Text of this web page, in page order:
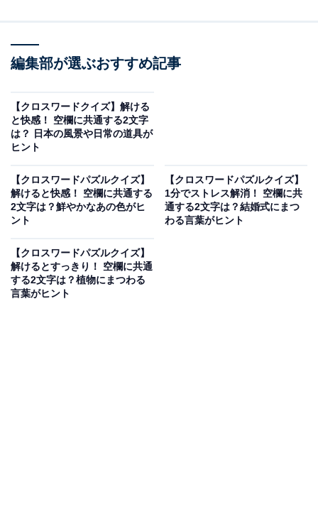
次ページ 正解を見る
編集部が選ぶおすすめ記事
【クロスワードクイズ】解ける
と快感！ 空欄に共通する2文字
は？ 日本の風景や日常の道具が
ヒント
【クロスワードパズルクイズ】
解けると快感！ 空欄に共通する
2文字は？鮮やかなあの色がヒ
ント
【クロスワードパズルクイズ】
1分でストレス解消！ 空欄に共
通する2文字は？結婚式にまつ
わる言葉がヒント
【クロスワードパズルクイズ】
解けるとすっきり！ 空欄に共通
する2文字は？植物にまつわる
言葉がヒント